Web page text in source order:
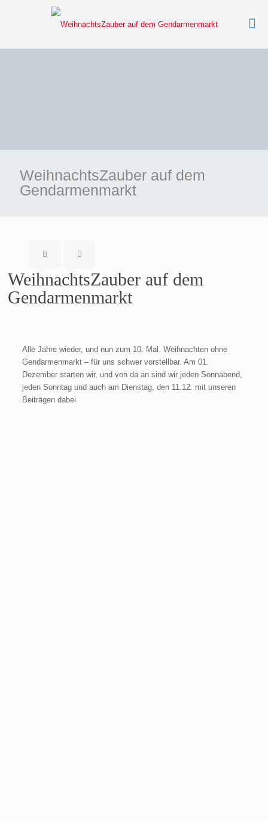
WeihnachtsZauber auf dem
Gendarmenmarkt
WeihnachtsZauber auf dem
Gendarmenmarkt
Alle Jahre wieder, und nun zum 10. Mal. Weihnachten ohne
Gendarmenmarkt – für uns schwer vorstellbar. Am 01.
Dezember starten wir, und von da an sind wir jeden Sonnabend,
jeden Sonntag und auch am Dienstag, den 11.12. mit unseren
Beiträgen dabei